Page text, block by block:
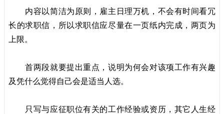
内容以简洁为原则，雇主日理万机，不会有时间看冗
长的求职信，所以求职信应尽量在一页纸内完成，两页为
上限。
首两段就要提出重点，说明为何会对该项工作有兴趣
及凭什么觉得自己会是适当人选。
只写与应征职位有关的工作经验或资历，其它人生经